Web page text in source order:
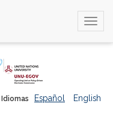
Idiomas Español English